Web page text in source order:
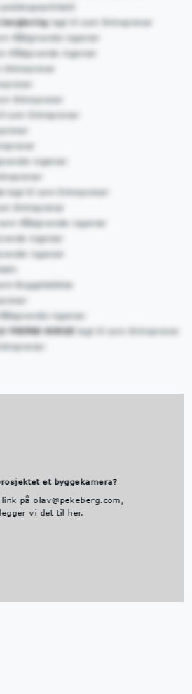
bergboringlagt til som Entreprenør
Rådgivende ingeniør
Rådgivende ingeniør
Entreprenør
Entreprenør
som Entreprenør
ingeniør
lagt til som Entreprenør
Entreprenør
Rådgivende ingeniør
ingeniør
ingeniør
Byggeledelse
ingeniør
PREFAB NORGE
lagt til som Entreprenør
et byggekamera?
link på olav@pekeberg.com,
vi det til her.